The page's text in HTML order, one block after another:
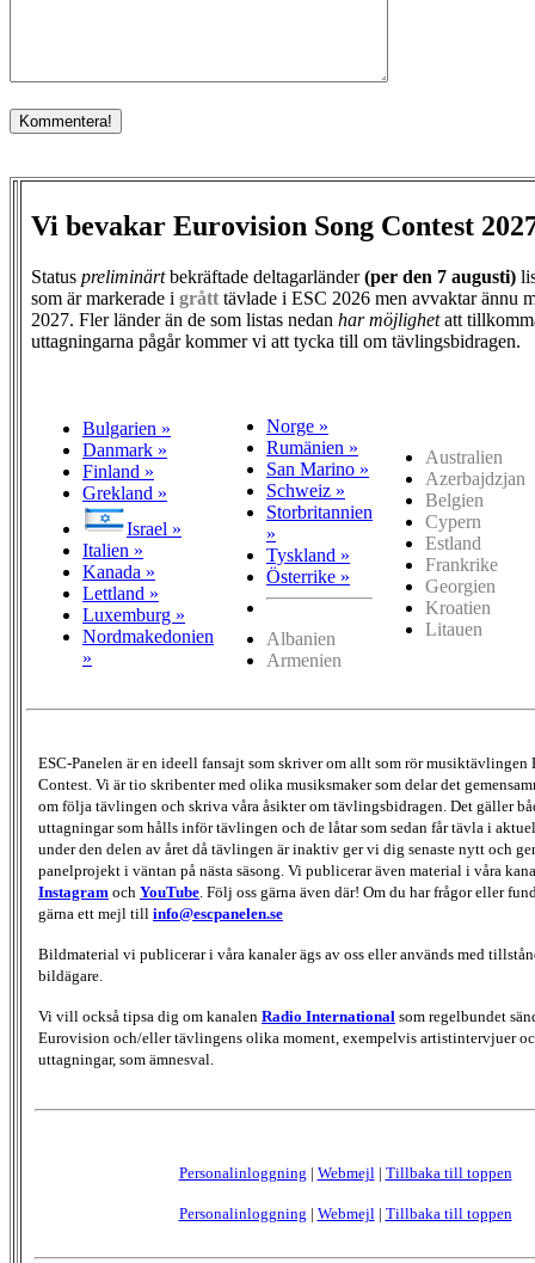
Vi bevakar Eurovision Song Contest
Status preliminärtbekräftade deltagarländer(per den 7 augusti)
som är markerade i grått tävlade i ESC 2026 men avvaktar ännu
2027. Fler länder än de som listas nedan har möjlighetatt
uttagningarna pågår kommer vi att tycka till om tävlingsbidragen.
Bulgarien »
Danmark »
Finland »
Grekland »
Israel »
Italien »
Kanada »
Lettland »
Luxemburg »
Nordmakedonien
»
Norge »
Rumänien »
San Marino »
Schweiz »
Storbritannien
»
Tyskland »
Österrike »
Albanien
Armenien
Australien
Azerbajdzjan
Belgien
Cypern
Estland
Frankrike
Georgien
Kroatien
Litauen
ESC-Panelen är en ideell fansajt som skriver om allt som rör musiktävlingen
Contest. Vi är tio skribenter med olika musiksmaker som delar det
om följa tävlingen och skriva våra åsikter om tävlingsbidragen. Det gäller
uttagningar som hålls inför tävlingen och de låtar som sedan får tävla i
under den delen av året då tävlingen är inaktiv ger vi dig senaste nytt och
panelprojekt i väntan på nästa säsong. Vi publicerar även material i våra
Instagram och YouTube . Följ oss gärna även där! Om du har frågor eller
gärna ett mejl till info@escpanelen.se
Bildmaterial vi publicerar i våra kanaler ägs av oss eller används med
bildägare.
Vi vill också tipsa dig om kanalen Radio International som regelbundet
Eurovision och/eller tävlingens olika moment, exempelvis artistintervjuer
uttagningar, som ämnesval.
Personalinloggning | Webmejl | Tillbaka till toppen
Personalinloggning | Webmejl | Tillbaka till toppen